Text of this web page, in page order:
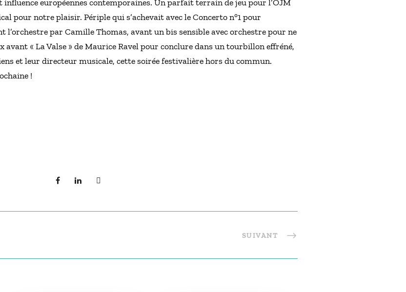
européennes contemporaines. Un parfait terrain de jeu pour l’OJM
pour notre plaisir. Périple qui s’achevait avec le Concerto n°1 pour
l’orchestre par Camille Thomas, avant un bis sensible avec orchestre pour ne
avant « La Valse » de Maurice Ravel pour conclure dans un tourbillon effréné,
et leur directeur musicale, cette soirée festivalière hors du commun.
!
SUIVANT